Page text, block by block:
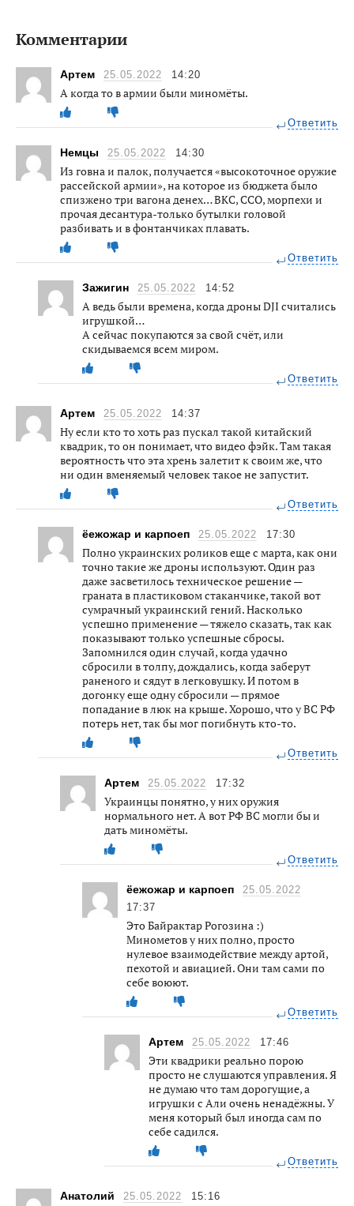
Комментарии
Артем 25.05.2022 14:20
А когда то в армии были миномёты.
Ответить
Немцы 25.05.2022 14:30
Из говна и палок, получается «высокоточное оружие
рассейской армии», на которое из бюджета было
спизжено три вагона денех… ВКС, ССО, морпехи и
прочая десантура-только бутылки головой
разбивать и в фонтанчиках плавать.
Ответить
Зажигин 25.05.2022 14:52
А ведь были времена, когда дроны DJI считались
игрушкой…
А сейчас покупаются за свой счёт, или
скидываемся всем миром.
Ответить
Артем 25.05.2022 14:37
Ну если кто то хоть раз пускал такой китайский
квадрик, то он понимает, что видео фэйк. Там такая
вероятность что эта хрень залетит к своим же, что
ни один вменяемый человек такое не запустит.
Ответить
ёежожар и карпоеп 25.05.2022 17:30
Полно украинских роликов еще с марта, как они
точно такие же дроны используют. Один раз
даже засветилось техническое решение —
граната в пластиковом стаканчике, такой вот
сумрачный украинский гений. Насколько
успешно применение — тяжело сказать, так как
показывают только успешные сбросы.
Запомнился один случай, когда удачно
сбросили в толпу, дождались, когда заберут
раненого и сядут в легковушку. И потом в
догонку еще одну сбросили — прямое
попадание в люк на крыше. Хорошо, что у ВС РФ
потерь нет, так бы мог погибнуть кто-то.
Ответить
Артем 25.05.2022 17:32
Украинцы понятно, у них оружия
нормального нет. А вот РФ ВС могли бы и
дать миномёты.
Ответить
ёежожар и карпоеп
25.05.2022
17:37
Это Байрактар Рогозина :)
Минометов у них полно, просто
нулевое взаимодействие между артой,
пехотой и авиацией. Они там сами по
себе воюют.
Ответить
Артем 25.05.2022 17:46
Эти квадрики реально порою
просто не слушаются управления. Я
не думаю что там дорогущие, а
игрушки с Али очень ненадёжны. У
меня который был иногда сам по
себе садился.
Ответить
Анатолий 25.05.2022 15:16